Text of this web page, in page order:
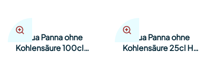
Acqua Panna ohne
Kohlensäure 100cl
Acqua Panna ohne
Kohlensäure 25cl Har